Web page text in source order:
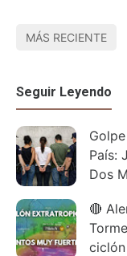
MÁS RECIENTE
Seguir Leyendo
País:
Dos
🔴